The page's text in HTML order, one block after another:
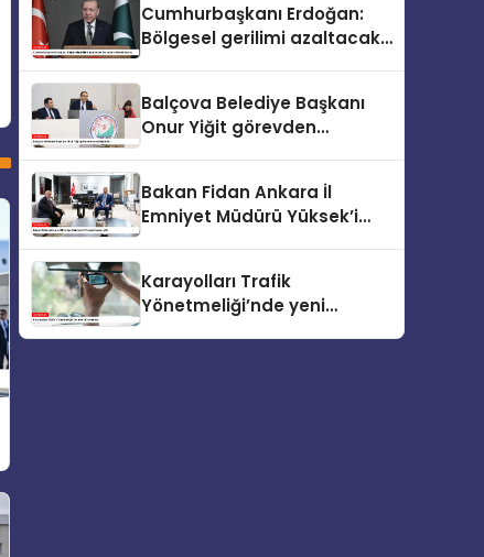
Cumhurbaşkanı Erdoğan:
Bölgesel gerilimi azaltacak
Balçova Belediye Başkanı
Onur Yiğit görevden
Bakan Fidan Ankara İl
Emniyet Müdürü Yüksek’i
Karayolları Trafik
Yönetmeliği’nde yeni